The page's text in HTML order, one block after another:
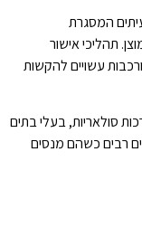
המסגרת
תהליכי אישור
עשויים להקשות
סולאריות, בעלי בתים
רבים כשהם מנסים